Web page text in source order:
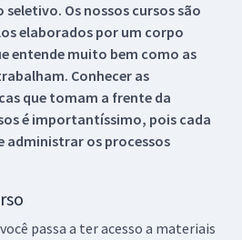
Os nossos cursos são
elaborados por um corpo
entende muito bem como as
Conhecer as
que tomam a frente da
é importantíssimo, pois cada
administrar os processos
passa a ter acesso a materiais